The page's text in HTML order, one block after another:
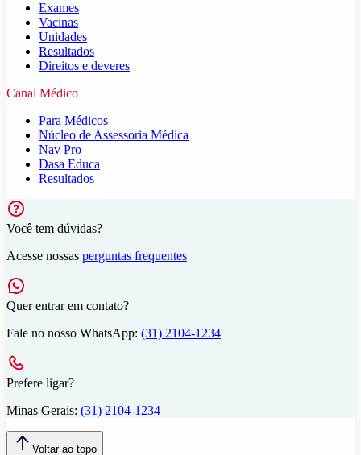
Exames
Vacinas
Unidades
Resultados
Direitos e deveres
Canal Médico
Para Médicos
Núcleo de Assessoria Médica
Nav Pro
Dasa Educa
Resultados
Você tem dúvidas?
Acesse nossas perguntas frequentes
Quer entrar em contato?
Fale no nosso WhatsApp: (31) 2104-1234
Prefere ligar?
Minas Gerais: (31) 2104-1234
Voltar ao topo